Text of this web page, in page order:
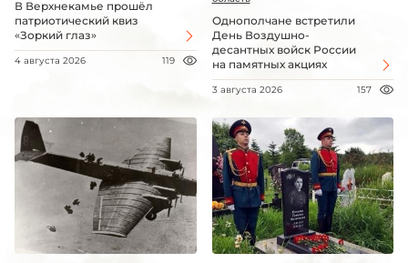
В Верхнекамье прошёл
патриотический квиз
«Зоркий глаз»
4 августа 2026 119
Однополчане встретили
День Воздушно-
десантных войск России
на памятных акциях
3 августа 2026 157